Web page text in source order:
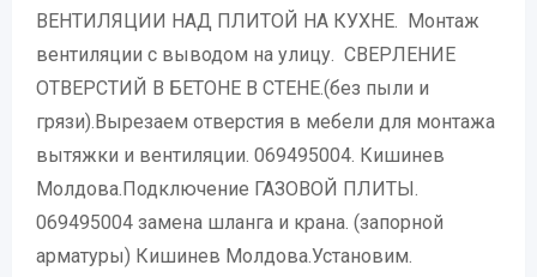
ВЕНТИЛЯЦИИ НАД ПЛИТОЙ НА КУХНЕ. Монтаж
вентиляции с выводом на улицу. СВЕРЛЕНИЕ
ОТВЕРСТИЙ В БЕТОНЕ В СТЕНЕ.(без пыли и
грязи).Вырезаем отверстия в мебели для монтажа
вытяжки и вентиляции. 069495004. Кишинев
Молдова.Подключение ГАЗОВОЙ ПЛИТЫ.
069495004 замена шланга и крана. (запорной
арматуры) Кишинев Молдова.Установим.